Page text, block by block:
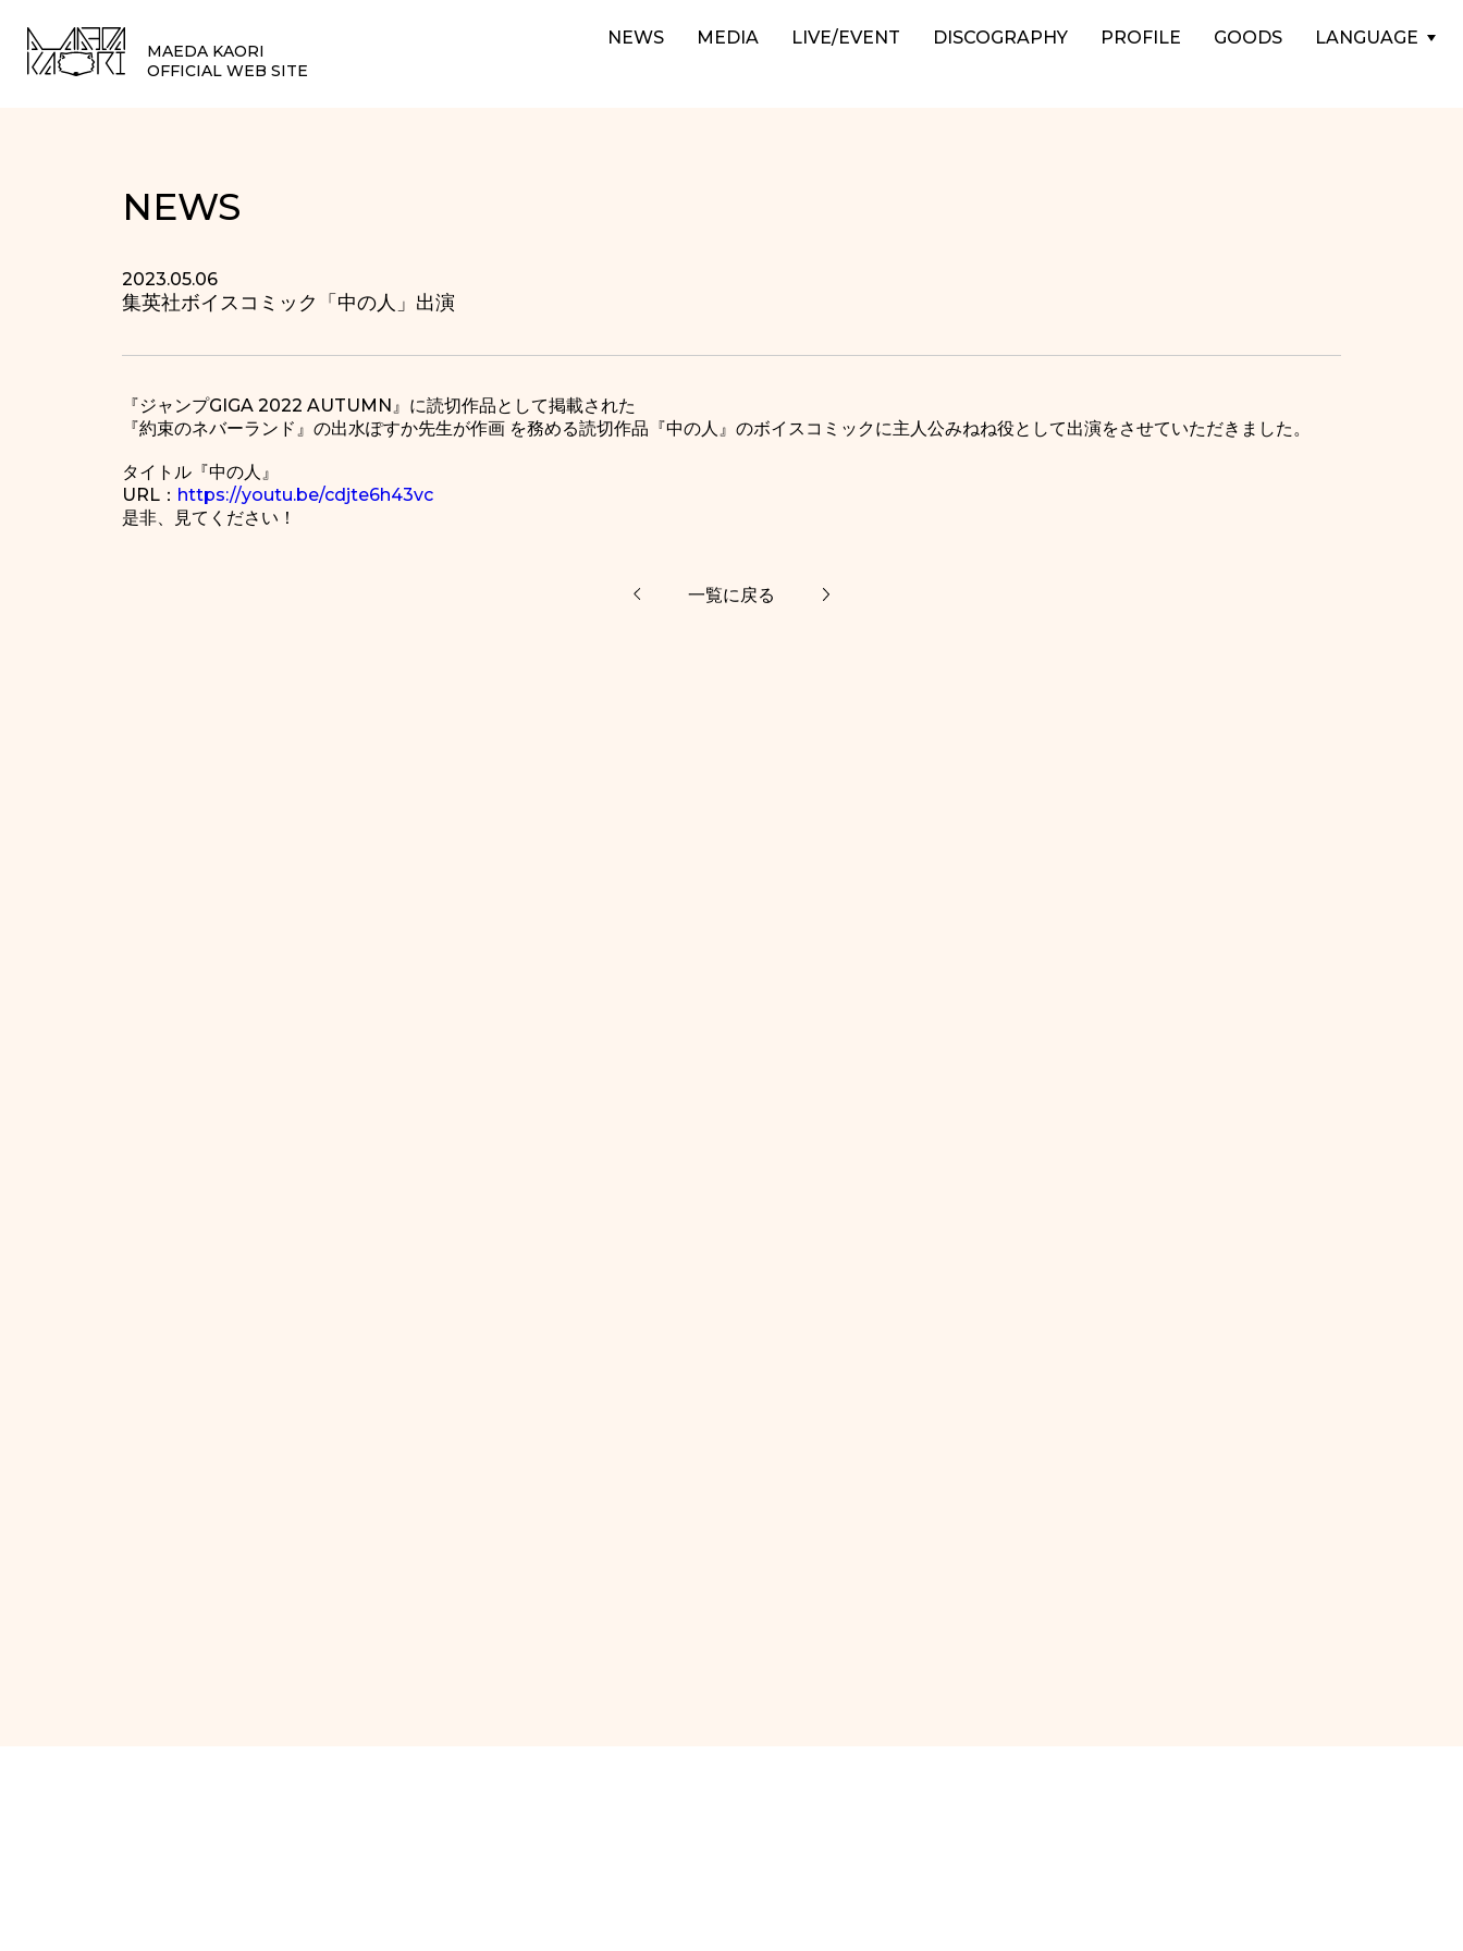
MAEDA KAORI
OFFICIAL WEB SITE
NEWS MEDIA LIVE/EVENT DISCOGRAPHY PROFILE GOODS LANGUAGE
NEWS
2023.05.06
集英社ボイスコミック「中の人」出演
『ジャンプGIGA 2022 AUTUMN』に読切作品として掲載された
『約束のネバーランド』の出水ぽすか先生が作画 を務める読切作品『中の人』のボイスコミックに主人公みねね役として出演をさせていただきました。
タイトル『中の人』
URL： https://youtu.be/cdjte6h43vc
是非、見てください！
一覧に戻る